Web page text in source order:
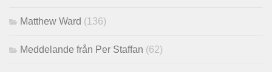
Matthew Ward (136)
Meddelande från Per Staffan (62)